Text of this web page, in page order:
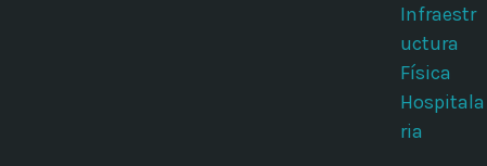
Infraestr
uctura
Física
Hospitala
ria